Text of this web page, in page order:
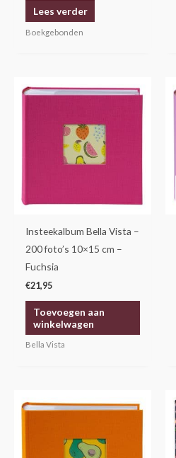
Lees verder
Boekgebonden
Insteekalbum Bella Vista –
200 foto’s 10×15 cm –
Fuchsia
€21,95
Toevoegen aan
winkelwagen
Bella Vista